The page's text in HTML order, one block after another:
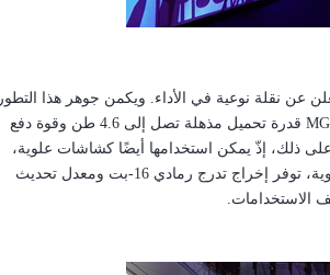
عن نقلة نوعية في الأداء.
ويكمن جوهر هذا التطور
قدرة تحميل مذهلة تصل إلى 4.6 طن وقوة دفع
على ذلك، إذّ يمكن استخدامها أيضًا كشاشات علوية،
وبجانب إمكانياتها القوية، توفر إخراج تدرج رمادي 16-بت ومعدل تحديث